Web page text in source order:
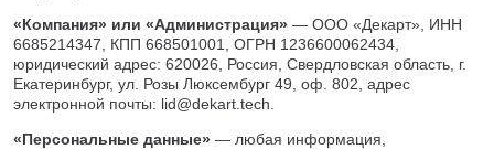
Казань
Кемерово
Киров
Краснодар
Красноярск
«Компания» или «Администрация» — ООО «Декарт», ИНН
6685214347, КПП 668501001, ОГРН 1236600062434,
юридический адрес: 620026, Россия, Свердловская область, г.
Екатеринбург, ул. Розы Люксембург 49, оф. 802, адрес
электронной почты: lid@dekart.tech
«Персональные данные» — любая информация,